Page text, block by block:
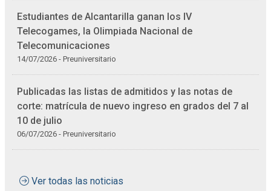
Estudiantes de Alcantarilla ganan los IV
Telecogames, la Olimpiada Nacional de
Telecomunicaciones
14/07/2026 - Preuniversitario
Publicadas las listas de admitidos y las notas de
corte: matrícula de nuevo ingreso en grados del 7 al
10 de julio
06/07/2026 - Preuniversitario
Ver todas las noticias